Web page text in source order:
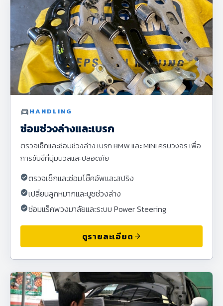
directions_carHANDLING
ซ่อมช่วงล่างและเบรก
ตรวจเช็กและซ่อมช่วงล่าง เบรก BMW และ MINI ครบวงจร เพื่อ
การขับขี่ที่นุ่มนวลและปลอดภัย
check_circleตรวจเช็กและซ่อมโช๊คอัพและสปริง
check_circleเปลี่ยนลูกหมากและบูชช่วงล่าง
check_circleซ่อมแร็คพวงมาลัยและระบบ Power Steering
ดูรายละเอียด arrow_forward